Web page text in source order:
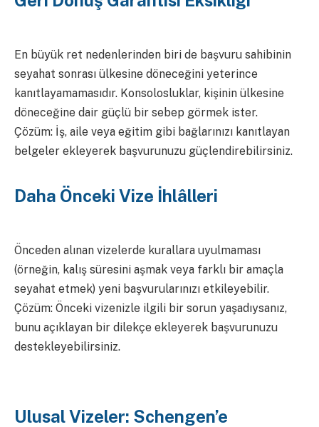
En büyük ret nedenlerinden biri de başvuru sahibinin
seyahat sonrası ülkesine döneceğini yeterince
kanıtlayamamasıdır. Konsolosluklar, kişinin ülkesine
döneceğine dair güçlü bir sebep görmek ister.
Çözüm: İş, aile veya eğitim gibi bağlarınızı kanıtlayan
belgeler ekleyerek başvurunuzu güçlendirebilirsiniz.
Daha Önceki Vize İhlâlleri
Önceden alınan vizelerde kurallara uyulmaması
(örneğin, kalış süresini aşmak veya farklı bir amaçla
seyahat etmek) yeni başvurularınızı etkileyebilir.
Çözüm: Önceki vizenizle ilgili bir sorun yaşadıysanız,
bunu açıklayan bir dilekçe ekleyerek başvurunuzu
destekleyebilirsiniz.
Ulusal Vizeler: Schengen’e